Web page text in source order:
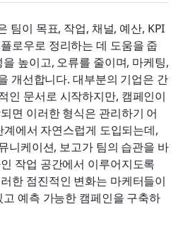
팀이 목표, 작업, 채널, 예산, KPI
로우로 정리하는 데 도움을 줍
높이고, 오류를 줄이며, 마케팅,
개선합니다. 대부분의 기업은 간
인 문서로 시작하지만, 캠페인이
면 이러한 형식은 관리하기 어
에서 자연스럽게 도입되는데,
니케이션, 보고가 팀의 습관을 바
작업 공간에서 이루어지도록
한 점진적인 변화는 마케터들이
예측 가능한 캠페인을 구축하
를 사용하여 스마트 워크플
요
해야 할 실수